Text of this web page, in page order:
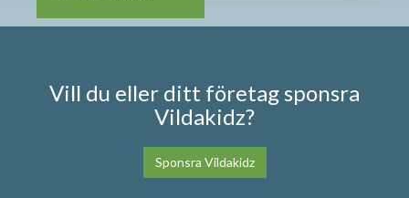
Vill du eller ditt företag sponsra
Vildakidz?
Sponsra Vildakidz